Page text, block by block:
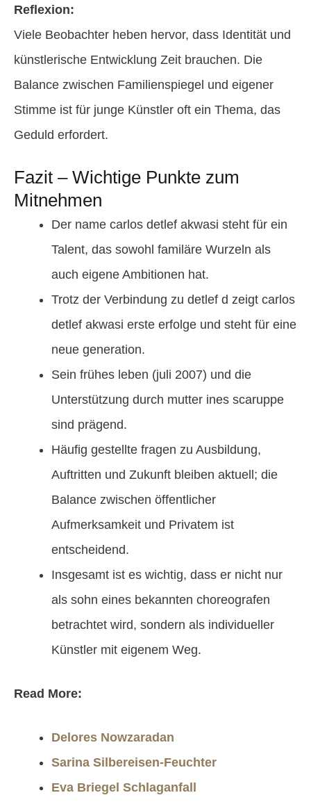
Reflexion:
Viele Beobachter heben hervor, dass Identität und
künstlerische Entwicklung Zeit brauchen. Die
Balance zwischen Familienspiegel und eigener
Stimme ist für junge Künstler oft ein Thema, das
Geduld erfordert.
Fazit – Wichtige Punkte zum
Mitnehmen
Der name carlos detlef akwasi steht für ein
Talent, das sowohl familäre Wurzeln als
auch eigene Ambitionen hat.
Trotz der Verbindung zu detlef d zeigt carlos
detlef akwasi erste erfolge und steht für eine
neue generation.
Sein frühes leben (juli 2007) und die
Unterstützung durch mutter ines scaruppe
sind prägend.
Häufig gestellte fragen zu Ausbildung,
Auftritten und Zukunft bleiben aktuell; die
Balance zwischen öffentlicher
Aufmerksamkeit und Privatem ist
entscheidend.
Insgesamt ist es wichtig, dass er nicht nur
als sohn eines bekannten choreografen
betrachtet wird, sondern als individueller
Künstler mit eigenem Weg.
Read More:
Delores Nowzaradan
Sarina Silbereisen-Feuchter
Eva Briegel Schlaganfall